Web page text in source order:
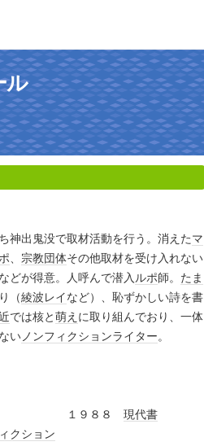
ル
神出鬼没で取材活動を行う。消えたマ
、 宗教団体その他取材を受け入れない
などが得意。人呼んで潜入ルポ師。 たま
（綾波レイなど）、恥ずかしい詩を書
では核と萌え に取り組んでおり、一体
いノンフィクションライター。
件 １９８８ 現代書
クション